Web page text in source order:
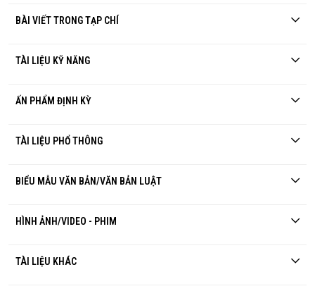
BÀI VIẾT TRONG TẠP CHÍ
TÀI LIỆU KỸ NĂNG
ẤN PHẨM ĐỊNH KỲ
TÀI LIỆU PHỔ THÔNG
BIỂU MẪU VĂN BẢN/VĂN BẢN LUẬT
HÌNH ẢNH/VIDEO - PHIM
TÀI LIỆU KHÁC